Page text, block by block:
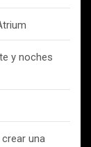
y noches
una